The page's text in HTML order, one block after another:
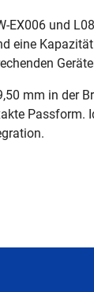
EX006 und
eine
mm in der
Passform.